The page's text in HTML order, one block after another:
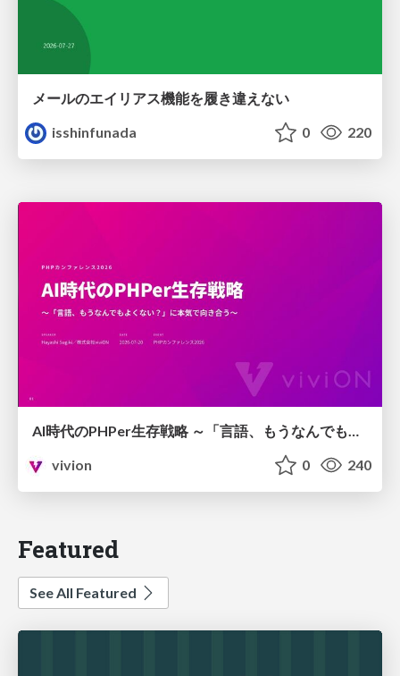
メールのエイリアス機能を履き違えない
isshinfunada
0 220
AI時代のPHPer生存戦略 ～「言語、もうなんでもよくない？」に本気で向き合う～
vivion
0 240
Featured
See All Featured